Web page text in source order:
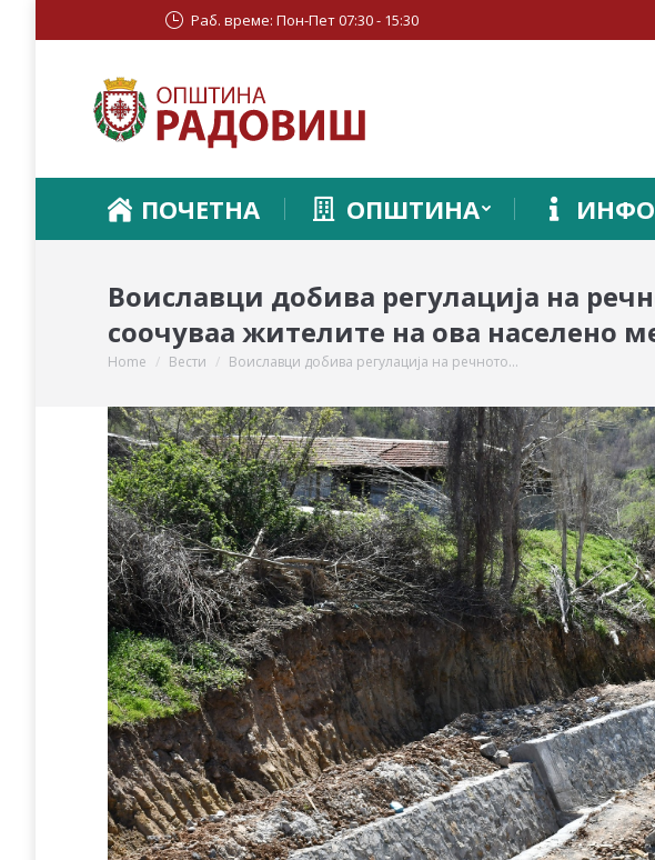
Раб. време: Пон-Пет 07:30 - 15:30
ПОЧЕТНА ОПШТИНА
Воиславци добива регулација на
соочуваа жителите на ова населено
You are here:
Home Вести Воиславци добива регулација на речното…